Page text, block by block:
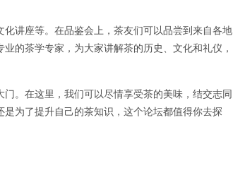
讲座等。在品鉴会上，茶友们可以品尝到来自各地
的茶学专家，为大家讲解茶的历史、文化和礼仪，
。在这里，我们可以尽情享受茶的美味，结交志同
为了提升自己的茶知识，这个论坛都值得你去探